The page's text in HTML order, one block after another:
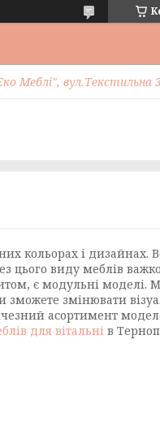
Меблі", вул.Текстильна
кольорах і дизайнах.
цього виду меблів
є модульні моделі.
зможете змінювати
асортимент
для вітальні в